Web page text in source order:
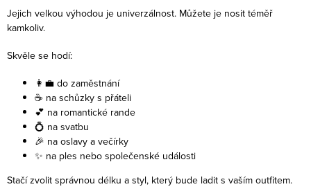
Jejich velkou výhodou je univerzálnost. Můžete je nosit téměř
kamkoliv.
Skvěle se hodí:
👩‍💼 do zaměstnání
☕ na schůzky s přáteli
💕 na romantické rande
💍 na svatbu
🎉 na oslavy a večírky
✨ na ples nebo společenské události
Stačí zvolit správnou délku a styl, který bude ladit s vaším outfitem.